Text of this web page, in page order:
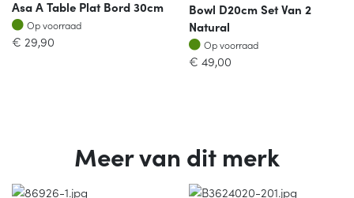
Asa A Table Plat Bord 30cm
Op voorraad
Op voorraad
€ 29,90
Bowl D20cm Set Van 2
Natural
Op voorraad
Op voorraad
€ 49,00
Meer van dit merk